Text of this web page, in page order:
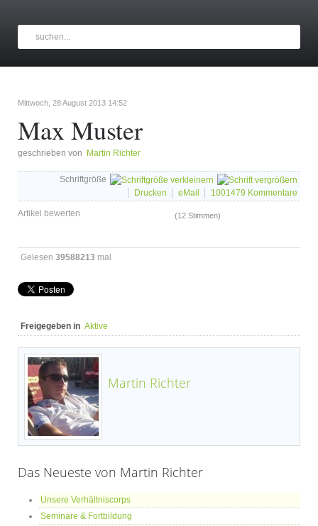
Mittwoch, 28 August 2013 14:52
Max Muster
geschrieben von Martin Richter
Schriftgröße
Drucken
eMail 1001479 Kommentare
Artikel bewerten (12 Stimmen)
Gelesen 39588213 mal
Freigegeben in Aktive
Martin Richter
Das Neueste von Martin Richter
Unsere Verhältniscorps
Seminare & Fortbildung